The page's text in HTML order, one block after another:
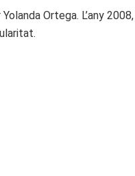
Ortega. L’any